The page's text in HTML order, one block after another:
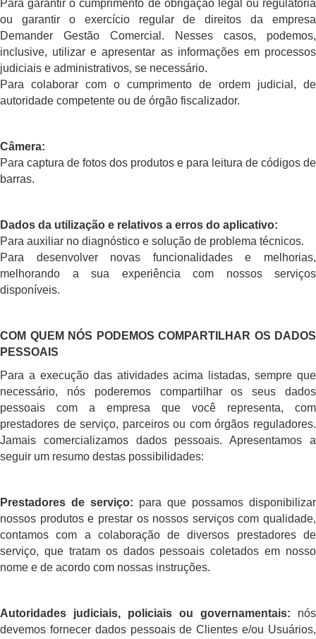
Para garantir o cumprimento de obrigação legal ou regulatória
ou garantir o exercício regular de direitos da empresa
Demander Gestão Comercial. Nesses casos, podemos,
inclusive, utilizar e apresentar as informações em processos
judiciais e administrativos, se necessário.
Para colaborar com o cumprimento de ordem judicial, de
autoridade competente ou de órgão fiscalizador.
Câmera:
Para captura de fotos dos produtos e para leitura de códigos de
barras.
Dados da utilização e relativos a erros do aplicativo:
Para auxiliar no diagnóstico e solução de problema técnicos.
Para desenvolver novas funcionalidades e melhorias,
melhorando a sua experiência com nossos serviços
disponíveis.
COM QUEM NÓS PODEMOS COMPARTILHAR OS DADOS
PESSOAIS
Para a execução das atividades acima listadas, sempre que
necessário, nós poderemos compartilhar os seus dados
pessoais com a empresa que você representa, com
prestadores de serviço, parceiros ou com órgãos reguladores.
Jamais comercializamos dados pessoais. Apresentamos a
seguir um resumo destas possibilidades:
Prestadores de serviço: para que possamos disponibilizar
nossos produtos e prestar os nossos serviços com qualidade,
contamos com a colaboração de diversos prestadores de
serviço, que tratam os dados pessoais coletados em nosso
nome e de acordo com nossas instruções.
Autoridades judiciais, policiais ou governamentais: nós
devemos fornecer dados pessoais de Clientes e/ou Usuários,